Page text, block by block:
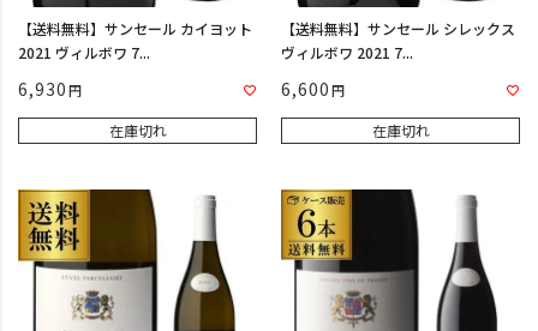
【送料無料】サンセール カイヨット
2021 ヴィルボワ 7...
6,930
在庫切れ
【送料無料】サンセール シレックス
ヴィルボワ 2021 7...
6,600
在庫切れ